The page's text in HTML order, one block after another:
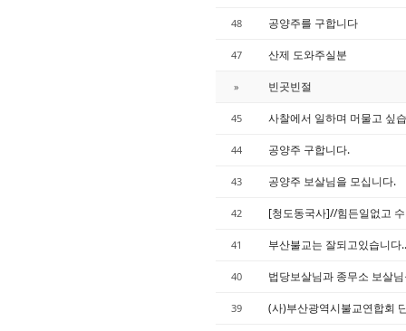
48 공양주를 구합니다
47 산제 도와주실분
» 빈곳빈절
45 사찰에서 일하며 머물고 싶
44 공양주 구합니다.
43 공양주 보살님을 모십니다.
42 [청도동국사]//힘든일없고
41 부산불교는 잘되고있습니다..
40 법당보살님과 종무소 보살
39 (사)부산광역시불교연합회